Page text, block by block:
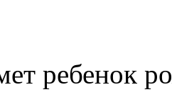
ребенок